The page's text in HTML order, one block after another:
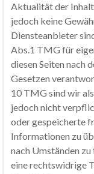
Aktualität der
jedoch keine
Diensteanbieter
Abs.1 TMG für
diesen Seiten nach
Gesetzen
10 TMG sind wir
jedoch nicht
oder gespeicherte
Informationen zu
nach Umständen
eine rechtswidrige